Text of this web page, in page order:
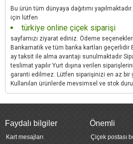
Bu ürün tüm dünyaya dağıtımı
için lütfen
türkiye online çiçek siparişi
sayfamızı ziyarat ediniz. Ödeme
Bankamatik ve tüm banka kartları geçerlidir
ay taksit ile alma avantajı sunulmaktadır
teslimat yapılır Yurt dışına verilen
garanti edilmez. Lütfen siparişinizi en az bir
Kullanılan ürünlerde mevsimsel ve stok
Faydalı bilgiler
Kart mesajları
Önemli
Çiçek postası